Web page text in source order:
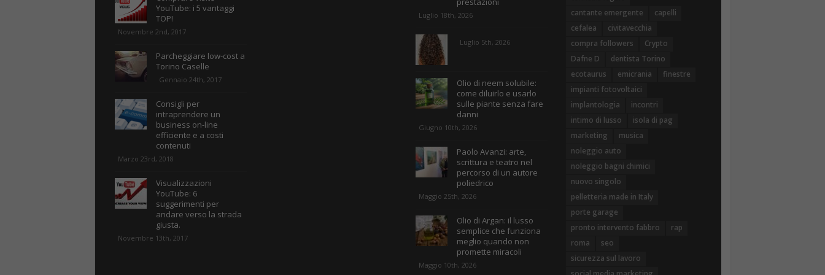
YouTube: i 5 vantaggi
TOP!
Novembre 2nd, 2017
Parcheggiare low-cost a
Torino Caselle
Gennaio 24th, 2017
Consigli per
intraprendere un
business on-line
efficiente e a costi
contenuti
Marzo 23rd, 2018
Visualizzazioni
YouTube: 6
suggerimenti per
andare verso la strada
giusta.
Novembre 13th, 2017
Luglio 18th, 2026
Luglio 5th, 2026
Olio di neem solubile:
come diluirlo e usarlo
sulle piante senza fare
danni
Giugno 10th, 2026
Paolo Avanzi: arte,
scrittura e teatro nel
percorso di un autore
poliedrico
Maggio 25th, 2026
Olio di Argan: il lusso
semplice che funziona
meglio quando non
promette miracoli
Maggio 10th, 2026
cantante emergente
capelli
cefalea
civitavecchia
compra followers
Crypto
Dafne D
dentista Torino
ecotaurus
emicrania
finestre
impianti fotovoltaici
implantologia
incontri
intimo di lusso
isola di pag
marketing
musica
noleggio auto
noleggio bagni chimici
nuovo singolo
pelletteria made in Italy
porte garage
pronto intervento fabbro
rap
roma
seo
sicurezza sul lavoro